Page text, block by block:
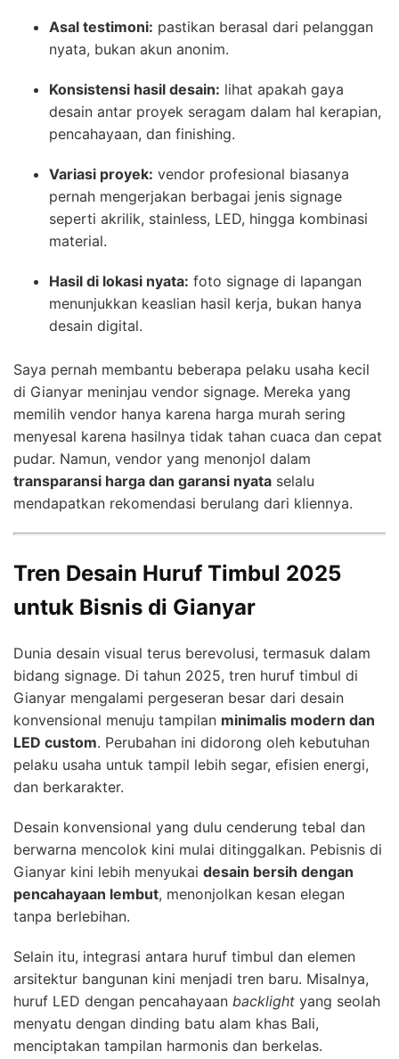
Asal testimoni: pastikan berasal dari pelanggan
nyata, bukan akun anonim.
Konsistensi hasil desain: lihat apakah gaya
desain antar proyek seragam dalam hal kerapian,
pencahayaan, dan finishing.
Variasi proyek: vendor profesional biasanya
pernah mengerjakan berbagai jenis signage
seperti akrilik, stainless, LED, hingga kombinasi
material.
Hasil di lokasi nyata: foto signage di lapangan
menunjukkan keaslian hasil kerja, bukan hanya
desain digital.
Saya pernah membantu beberapa pelaku usaha kecil
di Gianyar meninjau vendor signage. Mereka yang
memilih vendor hanya karena harga murah sering
menyesal karena hasilnya tidak tahan cuaca dan cepat
pudar. Namun, vendor yang menonjol dalam
transparansi harga dan garansi nyata selalu
mendapatkan rekomendasi berulang dari kliennya.
Tren Desain Huruf Timbul 2025
untuk Bisnis di Gianyar
Dunia desain visual terus berevolusi, termasuk dalam
bidang signage. Di tahun 2025, tren huruf timbul di
Gianyar mengalami pergeseran besar dari desain
konvensional menuju tampilan minimalis modern dan
LED custom. Perubahan ini didorong oleh kebutuhan
pelaku usaha untuk tampil lebih segar, efisien energi,
dan berkarakter.
Desain konvensional yang dulu cenderung tebal dan
berwarna mencolok kini mulai ditinggalkan. Pebisnis di
Gianyar kini lebih menyukai desain bersih dengan
pencahayaan lembut, menonjolkan kesan elegan
tanpa berlebihan.
Selain itu, integrasi antara huruf timbul dan elemen
arsitektur bangunan kini menjadi tren baru. Misalnya,
huruf LED dengan pencahayaan backlight yang seolah
menyatu dengan dinding batu alam khas Bali,
menciptakan tampilan harmonis dan berkelas.